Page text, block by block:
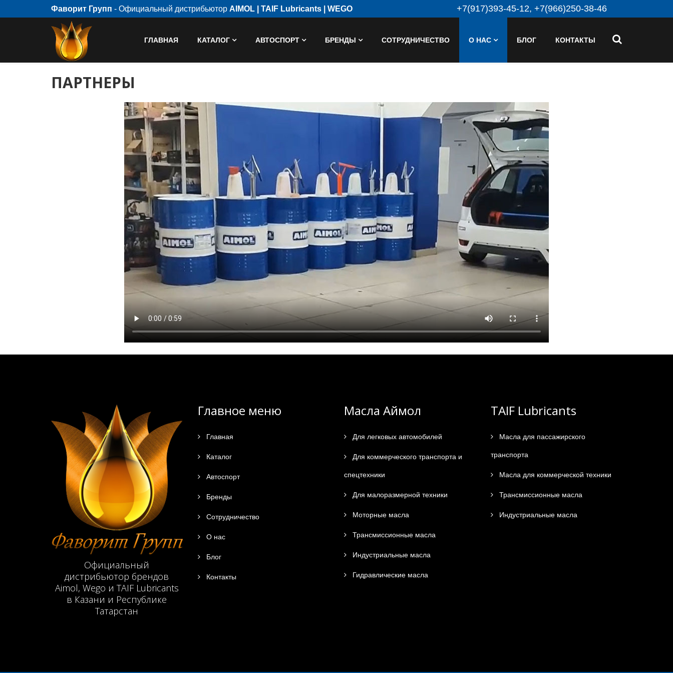
Фаворит Групп - Официальный дистрибьютор AIMOL | TAIF Lubricants | WEGO +7(917)393-45-12, +7(966)250-38-46
ГЛАВНАЯ КАТАЛОГ АВТОСПОРТ БРЕНДЫ СОТРУДНИЧЕСТВО О НАС БЛОГ КОНТАКТЫ
ПАРТНЕРЫ
Официальный
дистрибьютор брендов
Aimol, Wego и TAIF Lubricants
в Казани и Республике
Татарстан
Главное меню
Главная
Каталог
Автоспорт
Бренды
Сотрудничество
О нас
Блог
Контакты
Масла Аймол
Для легковых автомобилей
Для коммерческого транспорта и
спецтехники
Для малоразмерной техники
Моторные масла
Трансмиссионные масла
Индустриальные масла
Гидравлические масла
TAIF Lubricants
Масла для пассажирского
транспорта
Масла для коммерческой техники
Трансмиссионные масла
Индустриальные масла